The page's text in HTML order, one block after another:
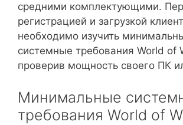
средними комплектующими.
регистрацией и загрузкой
необходимо изучить
системные требования World of
проверив мощность своего ПК
Минимальные
требования World of